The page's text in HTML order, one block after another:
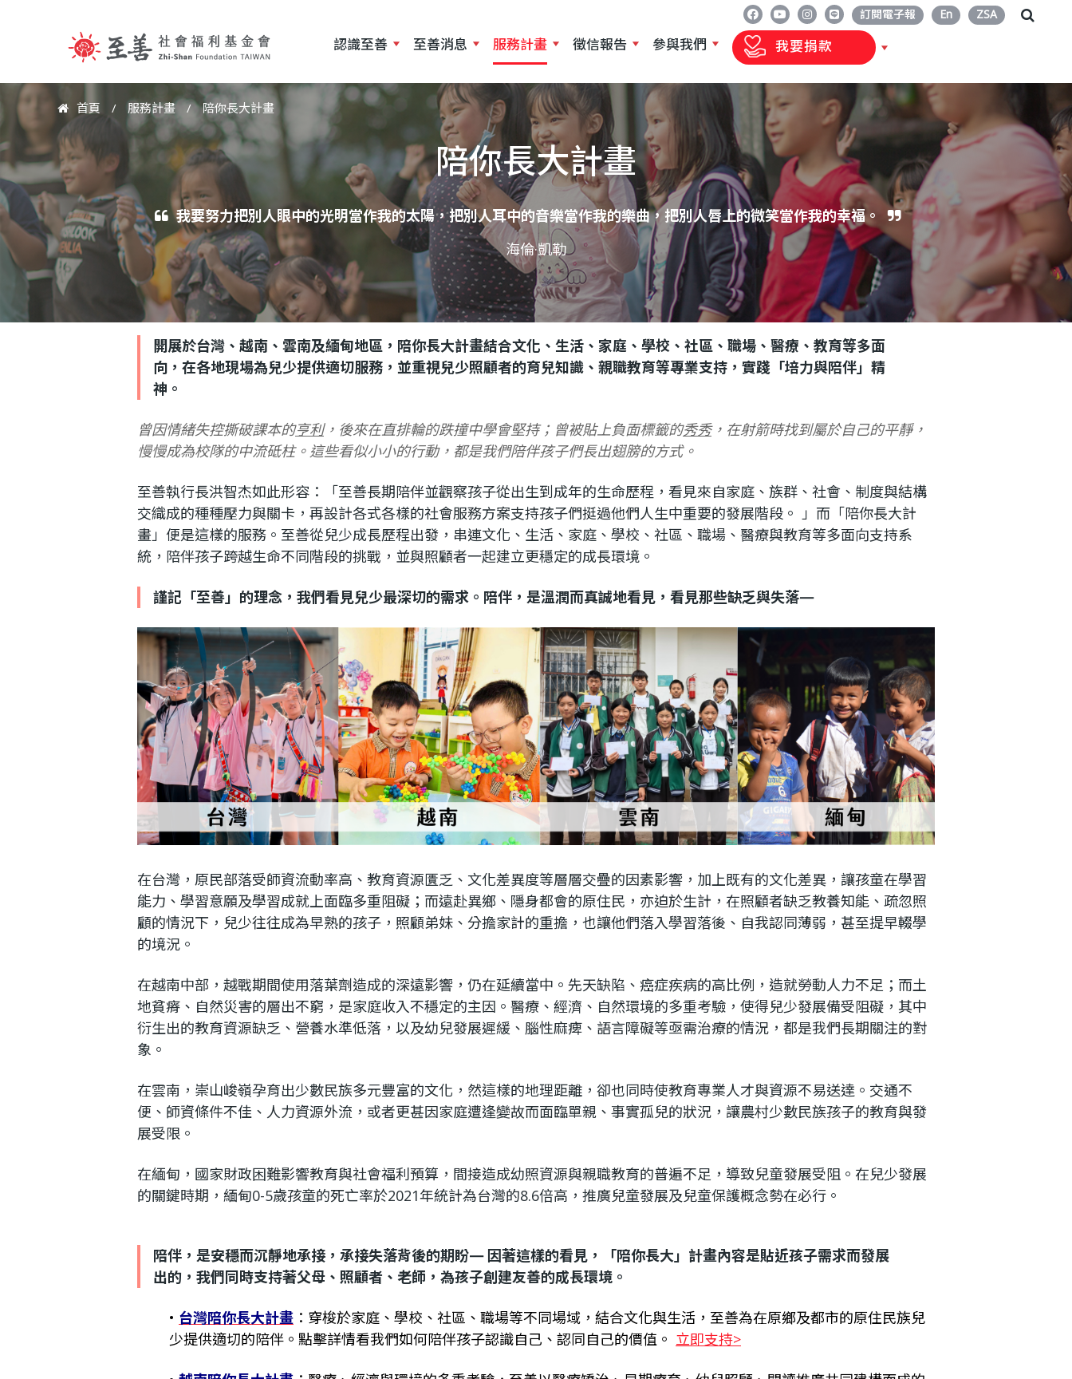
容
訂閱電子報 En ZSA
至
善
社
會
福
認識至善 至善消息 服務計畫 徵信報告 參與我們 我要捐款
陪你長大計畫
我要努力把別人眼中的光明當作我的太陽，把別人耳中的音樂當作我的樂曲，把別人唇上的微笑當作我的幸福。
海倫·凱勒
您
在
這
裡
首頁 / 服務計畫 / 陪你長大計畫
開展於台灣、越南、雲南及緬甸地區，陪你長大計畫結合文化、生活、家庭、學校、社區、職場、醫療、教育等多面
向，在各地現場為兒少提供適切服務，並重視兒少照顧者的育兒知識、親職教育等專業支持，實踐「培力與陪伴」精
神。
曾因情緒失控撕破課本的亨利，後來在直排輪的跌撞中學會堅持；曾被貼上負面標籤的秀秀，在射箭時找到屬於自己的平靜，
慢慢成為校隊的中流砥柱。這些看似小小的行動，都是我們陪伴孩子們長出翅膀的方式。
至善執行長洪智杰如此形容：「至善長期陪伴並觀察孩子從出生到成年的生命歷程，看見來自家庭、族群、社會、制度與結構
交織成的種種壓力與關卡，再設計各式各樣的社會服務方案支持孩子們挺過他們人生中重要的發展階段。 」而「陪你長大計
畫」便是這樣的服務。至善從兒少成長歷程出發，串連文化、生活、家庭、學校、社區、職場、醫療與教育等多面向支持系
統，陪伴孩子跨越生命不同階段的挑戰，並與照顧者一起建立更穩定的成長環境。
謹記「至善」的理念，我們看見兒少最深切的需求。陪伴，是溫潤而真誠地看見，看見那些缺乏與失落—
在台灣，原民部落受師資流動率高、教育資源匱乏、文化差異度等層層交疊的因素影響，加上既有的文化差異，讓孩童在學習
能力、學習意願及學習成就上面臨多重阻礙；而遠赴異鄉、隱身都會的原住民，亦迫於生計，在照顧者缺乏教養知能、疏忽照
顧的情況下，兒少往往成為早熟的孩子，照顧弟妹、分擔家計的重擔，也讓他們落入學習落後、自我認同薄弱，甚至提早輟學
的境況。
在越南中部，越戰期間使用落葉劑造成的深遠影響，仍在延續當中。先天缺陷、癌症疾病的高比例，造就勞動人力不足；而土
地貧瘠、自然災害的層出不窮，是家庭收入不穩定的主因。醫療、經濟、自然環境的多重考驗，使得兒少發展備受阻礙，其中
衍生出的教育資源缺乏、營養水準低落，以及幼兒發展遲緩、腦性麻痺、語言障礙等亟需治療的情況，都是我們長期關注的對
象。
在雲南，崇山峻嶺孕育出少數民族多元豐富的文化，然這樣的地理距離，卻也同時使教育專業人才與資源不易送達。交通不
便、師資條件不佳、人力資源外流，或者更甚因家庭遭逢變故而面臨單親、事實孤兒的狀況，讓農村少數民族孩子的教育與發
展受限。
在緬甸，國家財政困難影響教育與社會福利預算，間接造成幼照資源與親職教育的普遍不足，導致兒童發展受阻。在兒少發展
的關鍵時期，緬甸0-5歲孩童的死亡率於2021年統計為台灣的8.6倍高，推廣兒童發展及兒童保護概念勢在必行。
陪伴，是安穩而沉靜地承接，承接失落背後的期盼— 因著這樣的看見，「陪你長大」計畫內容是貼近孩子需求而發展
出的，我們同時支持著父母、照顧者、老師，為孩子創建友善的成長環境。
• 台灣陪你長大計畫 ：穿梭於家庭、學校、社區、職場等不同場域，結合文化與生活，至善為在原鄉及都市的原住民族兒
少提供適切的陪伴。點擊詳情看我們如何陪伴孩子認識自己、認同自己的價值。 立即支持>​